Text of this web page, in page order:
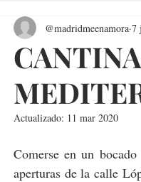
@madridmeenamora 7
Actualizado: 11 mar 2020
Comerse en un
aperturas de la calle